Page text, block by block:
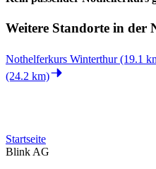
Weitere Standorte in der
Nothelferkurs Winterthur (19.1
(24.2 km)
Startseite
Blink AG